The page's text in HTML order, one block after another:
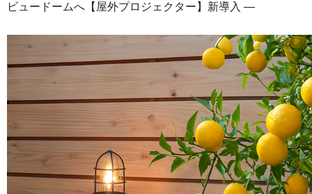
ビュードームへ【屋外プロジェクター】新導入 ―